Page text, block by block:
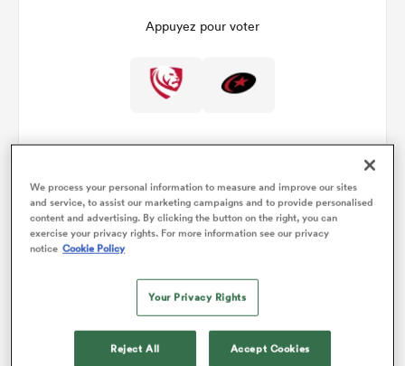
Appuyez pour voter
Détails du match
We process your personal information to measure and improve our sites
and service, to assist our marketing campaigns and to provide personalised
content and advertising. By clicking the button on the right, you can
exercise your privacy rights. For more information see our privacy
notice Cookie Policy
Your Privacy Rights
Reject All Accept Cookies